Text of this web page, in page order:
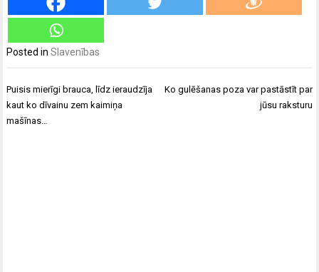
Posted inSlavenības
Ziņu
izvēlne
Puisis mierīgi brauca, līdz ieraudzīja
kaut ko dīvainu zem kaimiņa
mašīnas…
Ko gulēšanas poza var pastāstīt par
jūsu raksturu